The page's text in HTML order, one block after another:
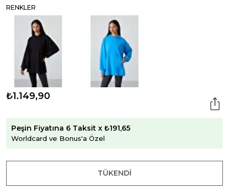
RENKLER
₺1.149,90
Peşin Fiyatına 6 Taksit x ₺191,65
Worldcard ve Bonus'a Özel
TÜKENDI